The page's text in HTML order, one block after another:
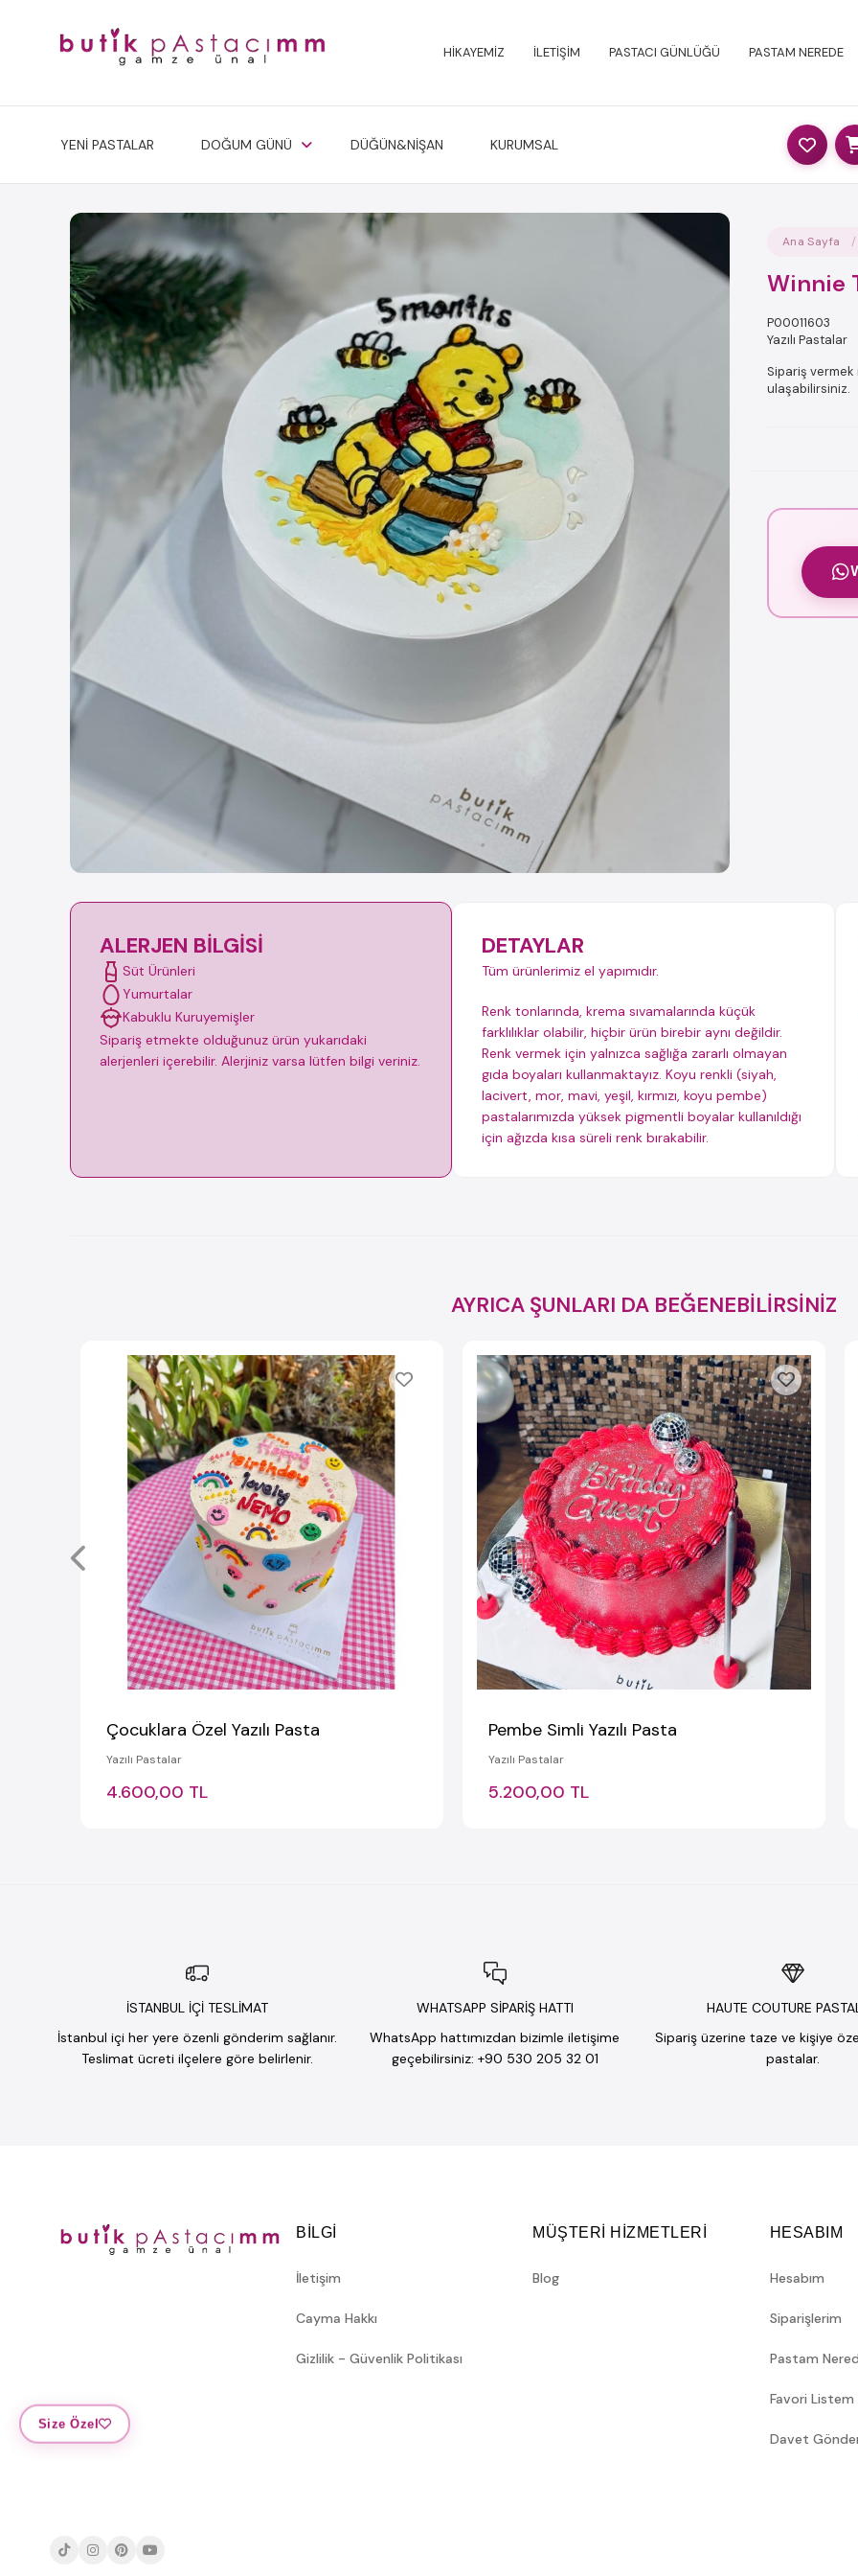
HİKAYEMİZ İLETİŞİM PASTACI GÜNLÜĞÜ PASTAM NEREDE
YENİ PASTALAR DOĞUM GÜNÜ DÜĞÜN&NİŞAN KURUMSAL
Ana Sayfa
Winnie
P00011603
Yazılı Pastalar
Sipariş vermek
ulaşabilirsiniz.
ALERJEN BILGISI
Süt Ürünleri
Yumurtalar
Kabuklu Kuruyemişler
Sipariş etmekte olduğunuz ürün yukarıdaki
alerjenleri içerebilir. Alerjiniz varsa lütfen bilgi veriniz.
DETAYLAR
Tüm ürünlerimiz el yapımıdır.
Renk tonlarında, krema sıvamalarında küçük
farklılıklar olabilir, hiçbir ürün birebir aynı değildir.
Renk vermek için yalnızca sağlığa zararlı olmayan
gıda boyaları kullanmaktayız. Koyu renkli (siyah,
lacivert, mor, mavi, yeşil, kırmızı, koyu pembe)
pastalarımızda yüksek pigmentli boyalar kullanıldığı
için ağızda kısa süreli renk bırakabilir.
AYRICA ŞUNLARI DA BEĞENEBİLİRSİNİZ
Çocuklara Özel Yazılı Pasta
Yazılı Pastalar
4.600,00 TL
Pembe Simli Yazılı Pasta
Yazılı Pastalar
5.200,00 TL
İSTANBUL İÇİ TESLİMAT
İstanbul içi her yere özenli gönderim sağlanır.
Teslimat ücreti ilçelere göre belirlenir.
WHATSAPP SİPARİŞ HATTI
WhatsApp hattımızdan bizimle iletişime
geçebilirsiniz: +90 530 205 32 01
HAUTE COUTURE
Sipariş üzerine taze ve kişiye
pastalar.
BILGI
İletişim
Cayma Hakkı
Gizlilik - Güvenlik Politikası
MÜŞTERİ HİZMETLERİ
Blog
HESABIM
Hesabım
Siparişlerim
Pastam
Favori Listem
Davet
Size Özel